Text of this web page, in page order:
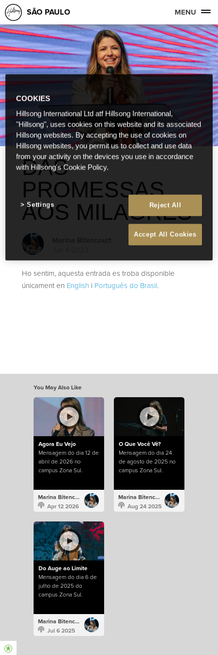
SÃO PAULO MENU
DAS
PROMESSAS
AOS MILAGRES
Ho sentim, aquesta entrada es troba disponible
únicament en English i Português do Brasil.
You May Also Like
Agora Eu Vejo
Mensagem do dia 12 de
abril de 2026 no
campus Zona Sul.
Marina Bitencourt
Apr 12 2026
O Que Você Vê?
Mensagem do dia 24
de agosto de 2025 no
campus Zona Sul.
Marina Bitencourt
Aug 24 2025
Do Auge ao Limite
Mensagem do dia 6 de
julho de 2025 do
campus Zona Sul.
Marina Bitencourt
Jul 6 2025
COOKIES
Hillsong International Ltd atf Hillsong International,
"Hillsong", uses cookies on this website and its associated
Hillsong websites. By accepting the use of cookies on
Hillsong websites, you permit us to collect and use data
from your activity on the devices you use in accordance
with Hillsong's Cookie Policy.
Reject All
Accept All Cookies
Settings